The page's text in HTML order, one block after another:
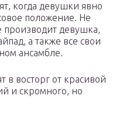
когда девушки явно
положение. Не
производит девушка,
а также все свои
ансамбле.
в восторг от красивой
и скромного, но